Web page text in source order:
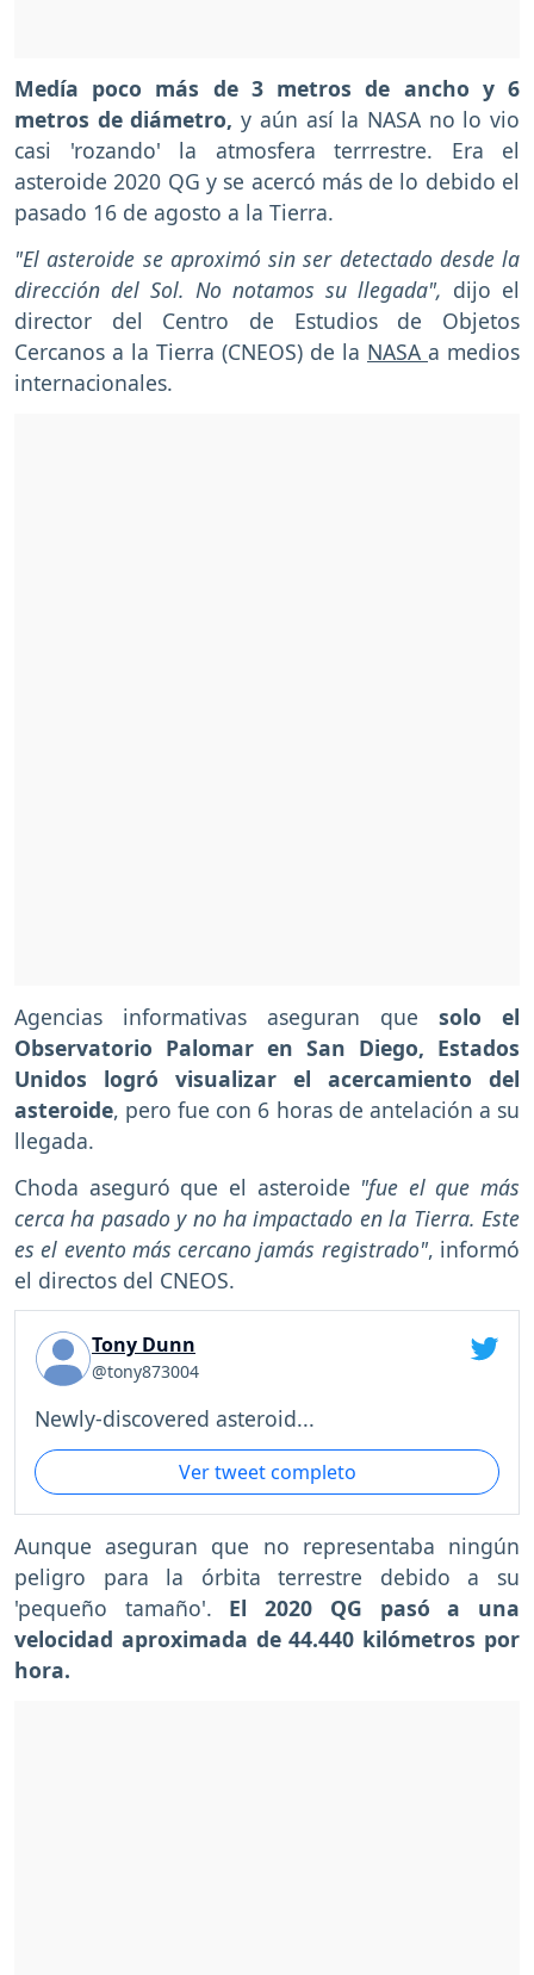
Medía poco más de 3 metros de ancho y 6
metros de diámetro, y aún así la NASA no lo vio
casi 'rozando' la atmosfera terrrestre. Era el
asteroide 2020 QG y se acercó más de lo debido el
pasado 16 de agosto a la Tierra.
"El asteroide se aproximó sin ser detectado desde la
dirección del Sol. No notamos su llegada", dijo el
director del Centro de Estudios de Objetos
Cercanos a la Tierra (CNEOS) de la NASA a medios
internacionales.
Agencias informativas aseguran que solo el
Observatorio Palomar en San Diego, Estados
Unidos logró visualizar el acercamiento del
asteroide, pero fue con 6 horas de antelación a su
llegada.
Choda aseguró que el asteroide "fue el que más
cerca ha pasado y no ha impactado en la Tierra. Este
es el evento más cercano jamás registrado", informó
el directos del CNEOS.
Tony Dunn
@tony873004
Newly-discovered asteroid...
Ver tweet completo
Aunque aseguran que no representaba ningún
peligro para la órbita terrestre debido a su
'pequeño tamaño'. El 2020 QG pasó a una
velocidad aproximada de 44.440 kilómetros por
hora.